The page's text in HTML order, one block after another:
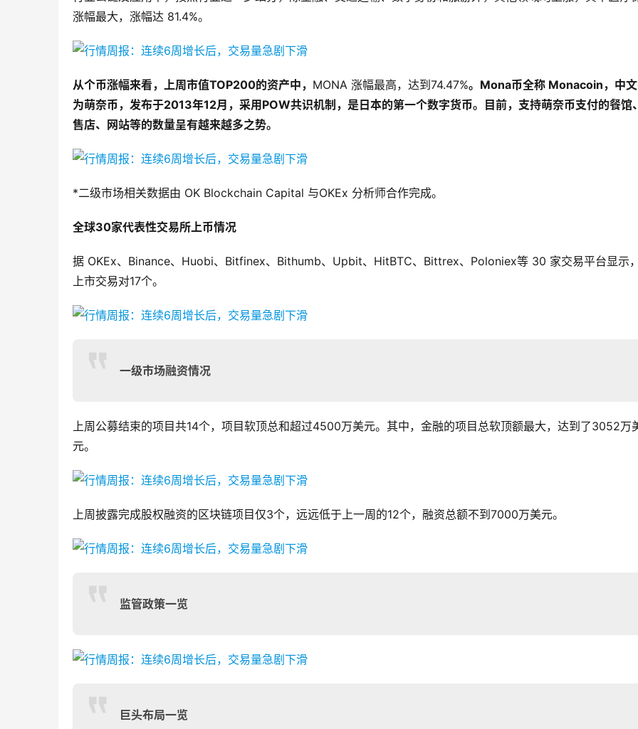
涨幅最大，涨幅达 81.4%。
从个币涨幅来看，上周市值TOP200的资产中， MONA 涨幅最高，达到74.47%。 Mona币全称 Monacoin，中
为萌奈币，发布于2013年12月，采用POW共识机制，是日本的第一个数字货币。目前，支持萌奈币支付的餐馆
售店、网站等的数量呈有越来越多之势。
*二级市场相关数据由 OK Blockchain Capital 与OKEx 分析师合作完成。
全球30家代表性交易所上币情况
据 OKEx、Binance、Huobi、Bitfinex、Bithumb、Upbit、HitBTC、Bittrex、Poloniex等 30 家交易平台显示
上市交易对17个。
一级市场融资情况
上周公募结束的项目共14个，项目软顶总和超过4500万美元。其中，金融的项目总软顶额最大，达到了3052万
元。
上周披露完成股权融资的区块链项目仅3个，远远低于上一周的12个，融资总额不到7000万美元。
监管政策一览
巨头布局一览